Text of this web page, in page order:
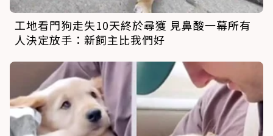
工地看門狗走失10天終於尋獲 見鼻酸一幕所有
人決定放手：新飼主比我們好